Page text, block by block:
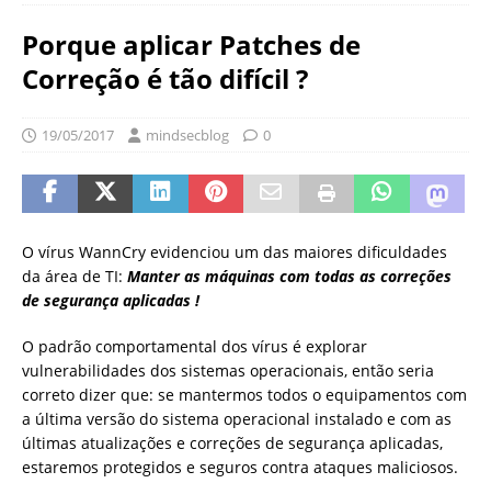
Porque aplicar Patches de
Correção é tão difícil ?
19/05/2017 mindsecblog 0
O vírus WannCry evidenciou um das maiores dificuldades
da área de TI: Manter as máquinas com todas as correções
de segurança aplicadas !
O padrão comportamental dos vírus é explorar
vulnerabilidades dos sistemas operacionais, então seria
correto dizer que: se mantermos todos o equipamentos com
a última versão do sistema operacional instalado e com as
últimas atualizações e correções de segurança aplicadas,
estaremos protegidos e seguros contra ataques maliciosos.